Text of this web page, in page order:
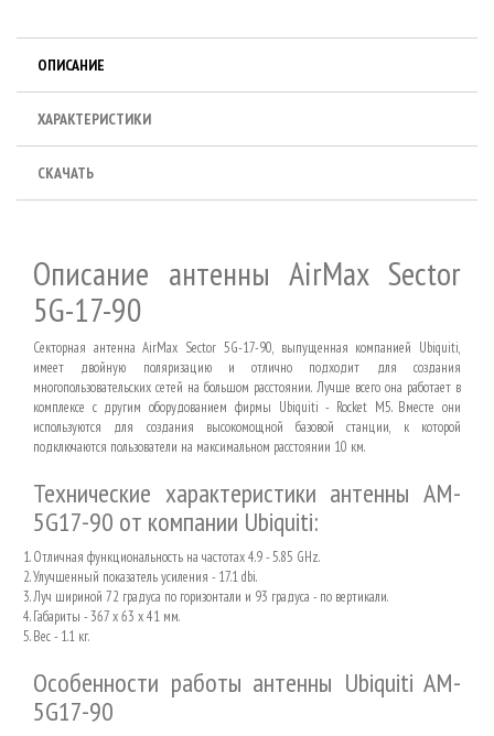
ОПИСАНИЕ
ХАРАКТЕРИСТИКИ
СКАЧАТЬ
Описание антенны AirMax Sector
5G-17-90
Секторная антенна AirMax Sector 5G-17-90, выпущенная компанией Ubiquiti,
имеет двойную поляризацию и отлично подходит для создания
многопользовательских сетей на большом расстоянии. Лучше всего она работает в
комплексе с другим оборудованием фирмы Ubiquiti - Rocket M5. Вместе они
используются для создания высокомощной базовой станции, к которой
подключаются пользователи на максимальном расстоянии 10 км.
Технические характеристики антенны AM-
5G17-90 от компании Ubiquiti:
Отличная функциональность на частотах 4.9 - 5.85 GHz.
Улучшенный показатель усиления - 17.1 dbi.
Луч шириной 72 градуса по горизонтали и 93 градуса - по вертикали.
Габариты - 367 х 63 х 41 мм.
Вес - 1.1 кг.
Особенности работы антенны Ubiquiti AM-
5G17-90